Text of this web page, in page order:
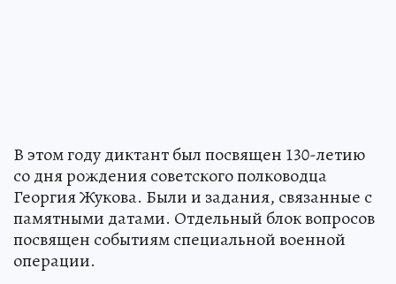
В этом году диктант был посвящен 130-летию
со дня рождения советского полководца
Георгия Жукова. Были и задания, связанные с
памятными датами. Отдельный блок вопросов
посвящен событиям специальной военной
операции.